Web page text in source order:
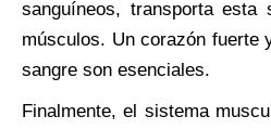
sanguíneos, transporta esta
músculos. Un corazón fuerte
sangre son esenciales.
Finalmente, el sistema